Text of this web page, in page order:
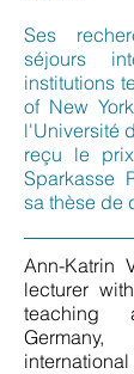
Ses
séjours
institutions
of New
l'Université
reçu le
Sparkasse
sa thèse de
Ann-Katrin
lecturer
teaching